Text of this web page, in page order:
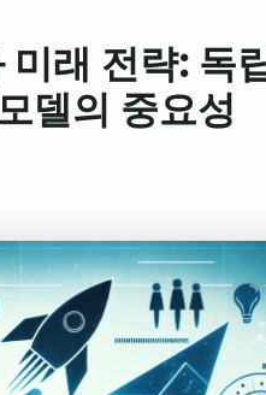
래 전략: 독
델의 중요성